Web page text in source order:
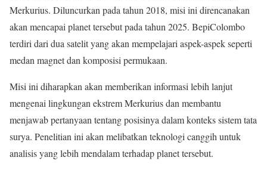
Merkurius. Diluncurkan pada tahun 2018, misi ini direncanakan
akan mencapai planet tersebut pada tahun 2025. BepiColombo
terdiri dari dua satelit yang akan mempelajari aspek-aspek seperti
medan magnet dan komposisi permukaan.
Misi ini diharapkan akan memberikan informasi lebih lanjut
mengenai lingkungan ekstrem Merkurius dan membantu
menjawab pertanyaan tentang posisinya dalam konteks sistem tata
surya. Penelitian ini akan melibatkan teknologi canggih untuk
analisis yang lebih mendalam terhadap planet tersebut.